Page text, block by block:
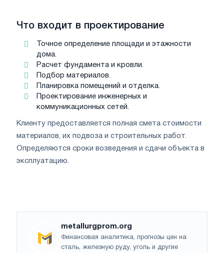
Что входит в проектирование
Точное определение площади и этажности
дома.
Расчет фундамента и кровли.
Подбор материалов.
Планировка помещений и отделка.
Проектирование инженерных и
коммуникационных сетей.
Клиенту предоставляется полная смета стоимости
материалов, их подвоза и строительных работ.
Определяются сроки возведения и сдачи объекта в
эксплуатацию.
metallurgprom.org
Финансовая аналитика, прогнозы цен на
сталь, железную руду, уголь и другие